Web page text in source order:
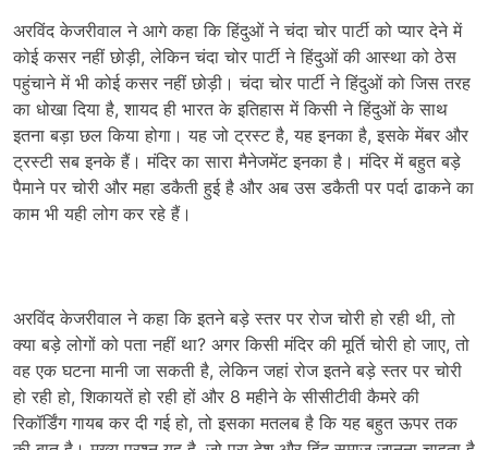
अरविंद केजरीवाल ने आगे कहा कि हिंदुओं ने चंदा चोर पार्टी को प्यार देने में
कोई कसर नहीं छोड़ी, लेकिन चंदा चोर पार्टी ने हिंदुओं की आस्था को ठेस
पहुंचाने में भी कोई कसर नहीं छोड़ी। चंदा चोर पार्टी ने हिंदुओं को जिस तरह
का धोखा दिया है, शायद ही भारत के इतिहास में किसी ने हिंदुओं के साथ
इतना बड़ा छल किया होगा। यह जो ट्रस्ट है, यह इनका है, इसके मेंबर और
ट्रस्टी सब इनके हैं। मंदिर का सारा मैनेजमेंट इनका है। मंदिर में बहुत बड़े
पैमाने पर चोरी और महा डकैती हुई है और अब उस डकैती पर पर्दा ढाकने का
काम भी यही लोग कर रहे हैं।
अरविंद केजरीवाल ने कहा कि इतने बड़े स्तर पर रोज चोरी हो रही थी, तो
क्या बड़े लोगों को पता नहीं था? अगर किसी मंदिर की मूर्ति चोरी हो जाए, तो
वह एक घटना मानी जा सकती है, लेकिन जहां रोज इतने बड़े स्तर पर चोरी
हो रही हो, शिकायतें हो रही हों और 8 महीने के सीसीटीवी कैमरे की
रिकॉर्डिंग गायब कर दी गई हो, तो इसका मतलब है कि यह बहुत ऊपर तक